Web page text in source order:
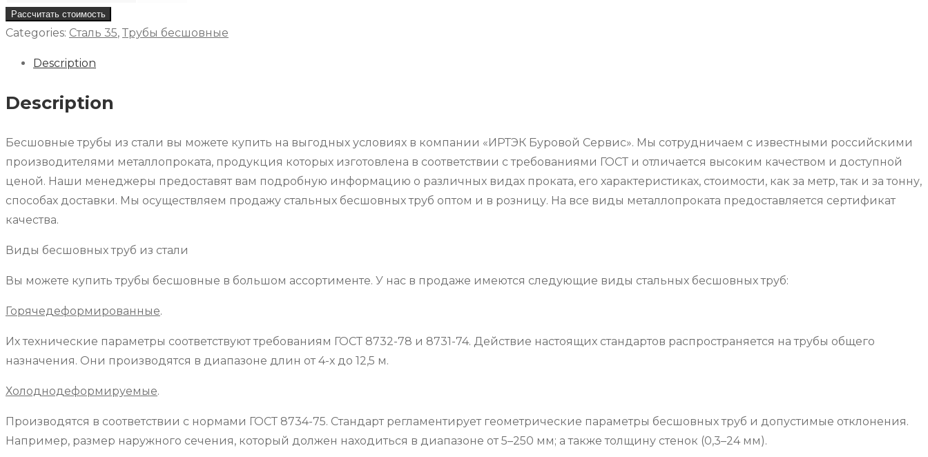
Рассчитать стоимость
Categories: Сталь 35, Трубы бесшовные
Description
Description
Бесшовные трубы из стали вы можете купить на выгодных условиях в компании «ИРТЭК Буровой Сервис». Мы сотрудничаем с известными российскими
производителями металлопроката, продукция которых изготовлена в соответствии с требованиями ГОСТ и отличается высоким качеством и доступной
ценой. Наши менеджеры предоставят вам подробную информацию о различных видах проката, его характеристиках, стоимости, как за метр, так и за тонну,
способах доставки. Мы осуществляем продажу стальных бесшовных труб оптом и в розницу. На все виды металлопроката предоставляется сертификат
качества.
Виды бесшовных труб из стали
Вы можете купить трубы бесшовные в большом ассортименте. У нас в продаже имеются следующие виды стальных бесшовных труб:
Горячедеформированные.
Их технические параметры соответствуют требованиям ГОСТ 8732-78 и 8731-74. Действие настоящих стандартов распространяется на трубы общего
назначения. Они производятся в диапазоне длин от 4-х до 12,5 м.
Холоднодеформируемые.
Производятся в соответствии с нормами ГОСТ 8734-75. Стандарт регламентирует геометрические параметры бесшовных труб и допустимые отклонения.
Например, размер наружного сечения, который должен находиться в диапазоне от 5–250 мм; а также толщину стенок (0,3–24 мм).